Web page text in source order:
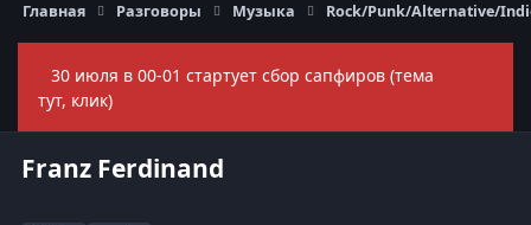
Главная Разговоры Музыка Rock/Punk/Alternative/
30 июля в 00-01 стартует сбор сапфиров (тема
тут, клик)
Franz Ferdinand